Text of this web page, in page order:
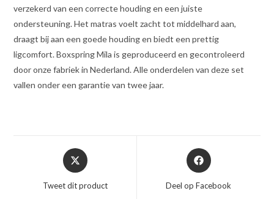
verzekerd van een correcte houding en een juiste
ondersteuning. Het matras voelt zacht tot middelhard aan,
draagt bij aan een goede houding en biedt een prettig
ligcomfort. Boxspring Mila is geproduceerd en gecontroleerd
door onze fabriek in Nederland. Alle onderdelen van deze set
vallen onder een garantie van twee jaar.
Opent
in
nieuw
Tweet dit product
Opent
in
nieuw
Deel op Facebook